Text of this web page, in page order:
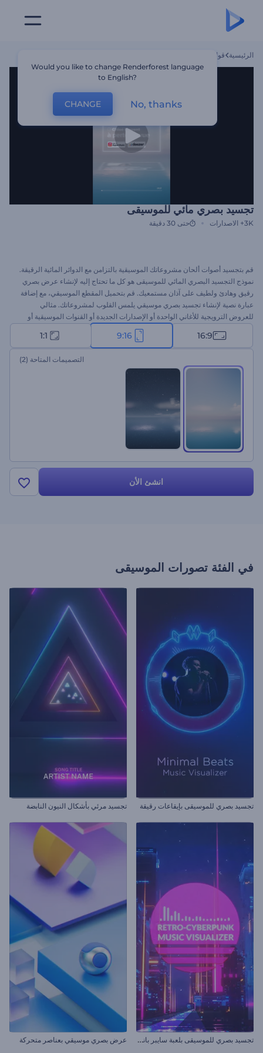
الرئيسية قوالب
تجسيد بصري مائي للموسيقى
3K+ الاصدارات حتى 30 دقيقة
قم بتجسيد أصوات ألحان مشروعاتك الموسيقية بالتزامن مع الدوائر المائية الرقيقة.
نموذج التجسيد البصري المائي للموسيقى هو كل ما تحتاج إليه لإنشاء عرض بصري
رقيق وهادئ ولطيف على آذان مستمعيك. قم بتحميل المقطع الموسيقي، مع إضافة
عبارة نصية لإنشاء تجسيد بصري موسيقي يلمس القلوب لمشروعاتك. مثالي
للعروض الترويجية للأغاني الواحدة أو الإصدارات الجديدة أو القنوات الموسيقية أو
الترويج للألبومات وغيرها من الاستخدامات. جرب هذا النموذج الآن!
16:9
9:16
1:1
التصميمات المتاحة (2)
انشئ الأن
في الفئة تصورات الموسيقى
تجسيد بصري للموسيقى بإيقاعات رقيقة تجسيد مرئي بأشكال النيون النابضة
ت
جسيد بصري للموسيقى بلعبة سايبر بانك القديمة عرض بصري موسيقي بعناصر متحركة
Would you like to change Renderforest language
to English?
CHANGE No, thanks